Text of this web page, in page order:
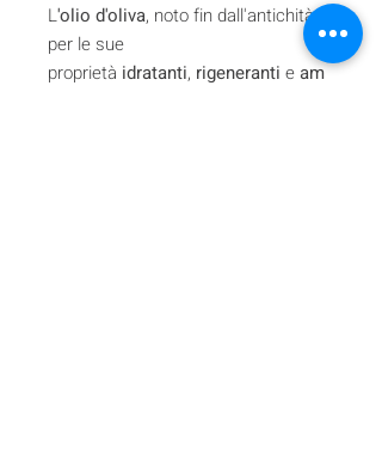
L'olio d'oliva, noto fin dall'antichità
per le sue
proprietà idratanti, rigeneranti eam